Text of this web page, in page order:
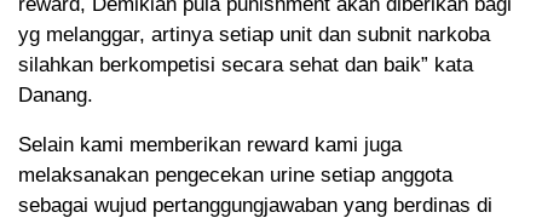
yg melanggar, artinya setiap unit dan subnit narkoba
silahkan berkompetisi secara sehat dan baik” kata
Danang.
Selain kami memberikan reward kami juga
melaksanakan pengecekan urine setiap anggota
sebagai wujud pertanggungjawaban yang berdinas di